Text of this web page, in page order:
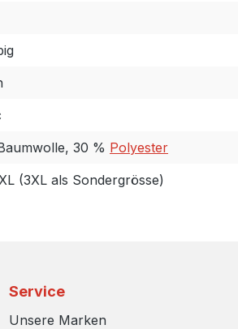
30 % Polyester
(3XL als Sondergrösse)
Service
Unsere Marken